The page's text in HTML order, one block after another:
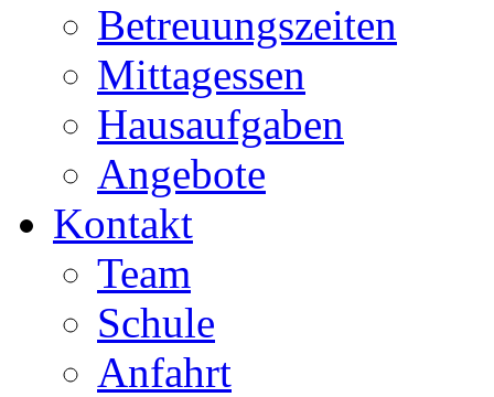
Betreuungszeiten
Mittagessen
Hausaufgaben
Angebote
Kontakt
Team
Schule
Anfahrt